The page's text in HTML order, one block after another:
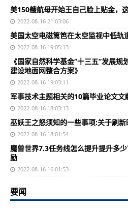
美150艘航母开始王自己脸上贴金，
2022-08-16 21:03:06
美国太空电磁篱笆在太空监视中低轨
2022-08-16 19:05:13
《国家自然科学基金“十三五”发展
建设地面网整合方案》
2022-08-16 19:03:11
军事技术主题相关的10篇毕业论文文
2022-08-16 18:03:13
巫妖王之怒须知的一些事项:关于刷新
2022-08-16 18:01:54
魔兽世界7.3任务线怎么提升提升多
励
2022-08-16 16:01:53
要闻